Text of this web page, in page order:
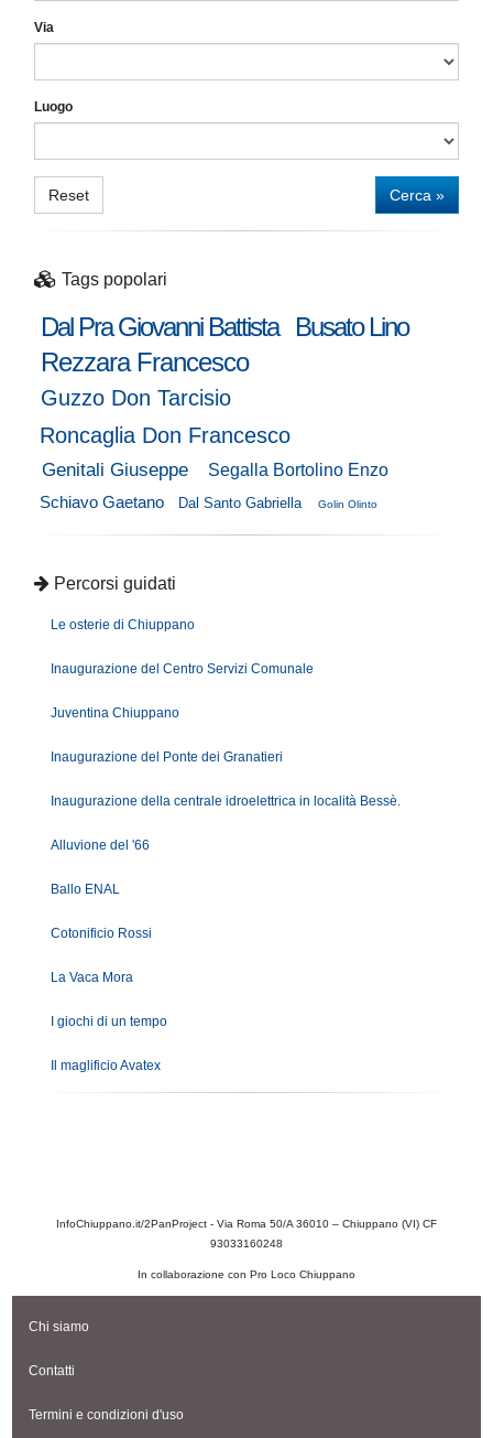
Via
Luogo
Reset Cerca »
Tags popolari
Dal Pra Giovanni Battista
Busato Lino
Rezzara Francesco
Guzzo Don Tarcisio
Roncaglia Don Francesco
Genitali Giuseppe
Segalla Bortolino Enzo
Schiavo Gaetano
Dal Santo Gabriella Golin Olinto
Percorsi guidati
Le osterie di Chiuppano
Inaugurazione del Centro Servizi Comunale
Juventina Chiuppano
Inaugurazione del Ponte dei Granatieri
Inaugurazione della centrale idroelettrica in località Bessè.
Alluvione del '66
Ballo ENAL
Cotonificio Rossi
La Vaca Mora
I giochi di un tempo
Il maglificio Avatex
InfoChiuppano.it/2PanProject - Via Roma 50/A 36010 – Chiuppano (VI) CF
93033160248
In collaborazione con Pro Loco Chiuppano
Chi siamo
Contatti
Termini e condizioni d'uso